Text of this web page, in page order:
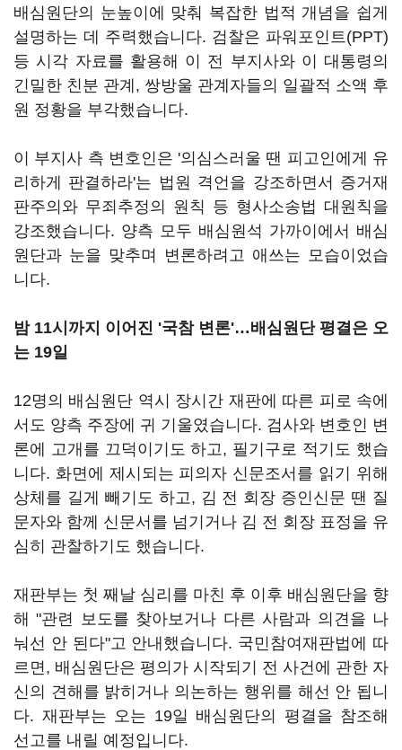
배심원단의 눈높이에 맞춰 복잡한 법적 개념을 쉽게
설명하는 데 주력했습니다. 검찰은 파워포인트(PPT)
등 시각 자료를 활용해 이 전 부지사와 이 대통령의
긴밀한 친분 관계, 쌍방울 관계자들의 일괄적 소액 후
원 정황을 부각했습니다.
이 부지사 측 변호인은 '의심스러울 땐 피고인에게 유
리하게 판결하라'는 법원 격언을 강조하면서 증거재
판주의와 무죄추정의 원칙 등 형사소송법 대원칙을
강조했습니다. 양측 모두 배심원석 가까이에서 배심
원단과 눈을 맞추며 변론하려고 애쓰는 모습이었습
니다.
밤 11시까지 이어진 '국참 변론'…배심원단 평결은 오
는 19일
12명의 배심원단 역시 장시간 재판에 따른 피로 속에
서도 양측 주장에 귀 기울였습니다. 검사와 변호인 변
론에 고개를 끄덕이기도 하고, 필기구로 적기도 했습
니다. 화면에 제시되는 피의자 신문조서를 읽기 위해
상체를 길게 빼기도 하고, 김 전 회장 증인신문 땐 질
문자와 함께 신문서를 넘기거나 김 전 회장 표정을 유
심히 관찰하기도 했습니다.
재판부는 첫 째날 심리를 마친 후 이후 배심원단을 향
해 "관련 보도를 찾아보거나 다른 사람과 의견을 나
눠선 안 된다"고 안내했습니다. 국민참여재판법에 따
르면, 배심원단은 평의가 시작되기 전 사건에 관한 자
신의 견해를 밝히거나 의논하는 행위를 해선 안 됩니
다. 재판부는 오는 19일 배심원단의 평결을 참조해
선고를 내릴 예정입니다.